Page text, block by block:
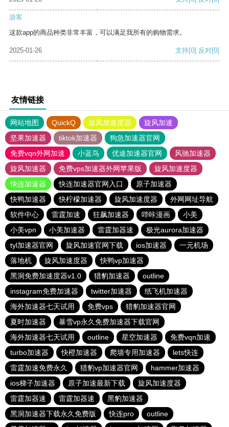
游客
这款app的商品种类非常丰富，可以满足我所有的购物需求。
2025-01-26 支持[0] 反对[0]
友情链接
网站地图 QuickQ 旋风加速度器
旋风加速
坚果加速器
tiktok加速器
狗急加速器官网
免费vqn外网加速
小蓝鸟 优途加速器官网
风驰加速器
旋风加速器
免费vps加速器外网苹果版
旋风加速度器
快连加速器
快连加速器官网入口
原子加速器
快鸭加速器
快柠檬加速器 旋风加速度器
外网网址导航
软件中心
雷霆加速 狂飙加速器 哔咔漫画
小美
小美vpn
小美加速器 雷霆加器速
极光aurora加速器
tyl加速器官网
旋风加速官网下载 ios加速器
一元机场
落地机
旋风加速度器
快鸭vp加速器
黑洞免费加速度器v1.0
猎豹加速器
outline
instagram免费加速器
twitter加速器
纸飞机加速器
海外加速器七天试用
免费vps
猎豹加速器官网
夏时加速器
暴雪vp永久免费加速器下载官网
海外加速器七天试用
outline 星空加速器
免费vqn加速
turbo加速器
快橙加速器 爬墙专用加速器
lets快连
雷霆加速免费永久
猎豹vp加速器官网
hammer加速器
ios梯子加速器
原子加速最新下载
旋风加速度器
雷霆加器速
雷霆加器速
黑豹加速器
黑洞加速器下载永久免费版
快连pro
outline